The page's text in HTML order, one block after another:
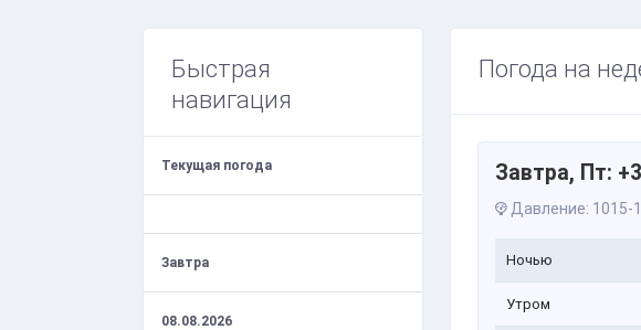
Быстрая
навигация
Текущая погода
Завтра
08.08.2026
Погода на
Завтра, Пт:
Давление: 1015-
Ночью
Утром